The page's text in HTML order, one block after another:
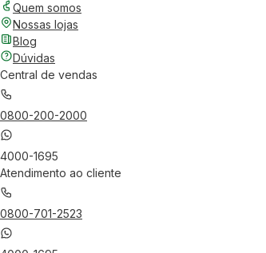
Quem somos
Nossas lojas
Blog
Dúvidas
Central de vendas
0800-200-2000
4000-1695
Atendimento ao cliente
0800-701-2523